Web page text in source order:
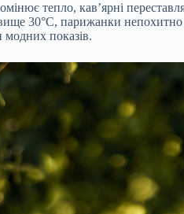
тепло, кав’ярні
30°C, парижанки
модних показів.